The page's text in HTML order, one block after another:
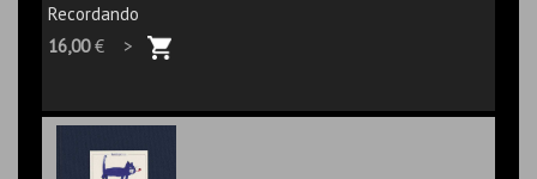
Recordando
16,00€ >